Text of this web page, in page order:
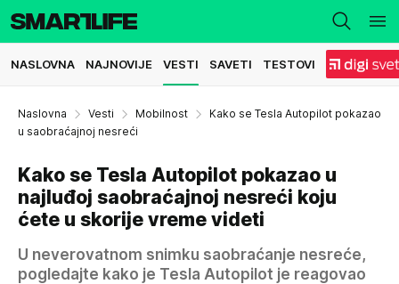
NASLOVNA NAJNOVIJE VESTI SAVETI TESTOVI
Naslovna Vesti Mobilnost
Kako se Tesla Autopilot pokazao
u saobraćajnoj nesreći
Kako se Tesla Autopilot pokazao u
najluđoj saobraćajnoj nesreći koju
ćete u skorije vreme videti
U neverovatnom snimku saobraćanje nesreće,
pogledajte kako je Tesla Autopilot je reagovao